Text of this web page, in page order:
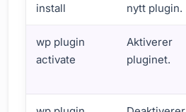
install
nytt plugin.
wp plugin
activate
Aktiverer
pluginet.